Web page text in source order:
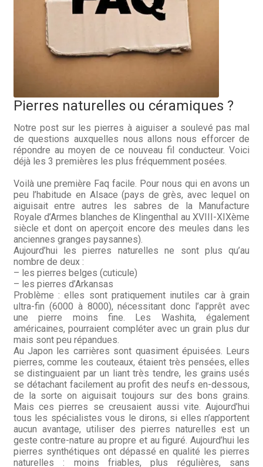
Hall of Fame
Bocuse d’Or
Mentions légales
Mon Compte
Partenaires
Plan du site
Politique de confidentialité
Politique en matière de remboursements et de retours
Questions / Réponses
Questions-Réponses?
Revendeurs
Revue de presse
Téléchargements
Thank you for booking
Tous les articles
Trouver mon couteau
Pierres naturelles ou céramiques ?
Notre post sur les pierres à aiguiser a soulevé pas mal
de questions auxquelles nous allons nous efforcer de
répondre au moyen de ce nouveau fil conducteur. Voici
déjà les 3 premières les plus fréquemment posées.
Voilà une première Faq facile. Pour nous qui en avons un
peu l’habitude en Alsace (pays de grès, avec lequel on
aiguisait entre autres les sabres de la Manufacture
Royale d’Armes blanches de Klingenthal au XVIII-XIXème
siècle et dont on aperçoit encore des meules dans les
anciennes granges paysannes).
Aujourd’hui les pierres naturelles ne sont plus qu’au
nombre de deux :
– les pierres belges (cuticule)
– les pierres d’Arkansas
Problème : elles sont pratiquement inutiles car à grain
ultra-fin (6000 à 8000), nécessitant donc l’apprêt avec
une pierre moins fine. Les
Washita, également
américaines, pourraient compléter avec un grain plus dur
mais sont peu répandues.
Au Japon les carrières sont quasiment épuisées. Leurs
pierres, comme les couteaux, étaient très pensées, elles
se distinguaient par un liant très tendre, les grains usés
se détachant facilement au profit des neufs en-dessous,
de la sorte on aiguisait toujours sur des bons grains.
Mais ces pierres se creusaient aussi vite.Aujourd’hui
tous les spécialistes vous le dirons, si elles n’apportent
aucun avantage, utiliser des pierres naturelles est un
geste contre-nature au propre et au figuré. Aujourd’hui les
pierres synthétiques ont dépassé en qualité les pierres
naturelles : moins friables, plus régulières, sans